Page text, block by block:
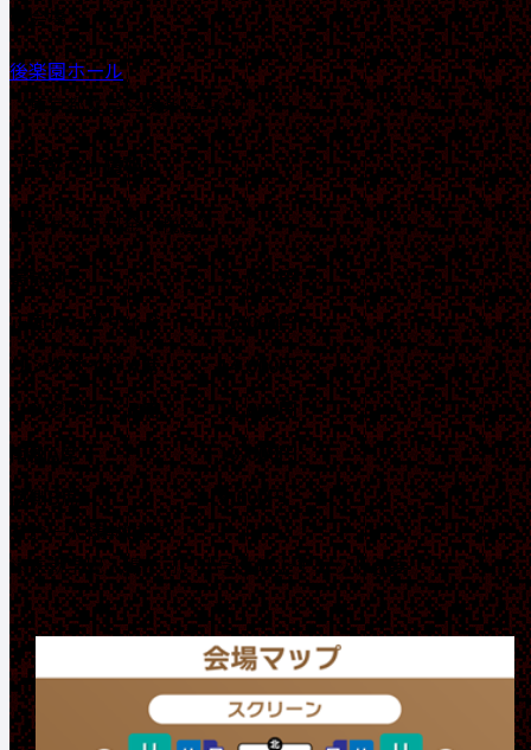
■会場
後楽園ホール
（東京都文京区後楽1-3-61）
【チケット情報】
■チケット料金（税込）
最前列
22,000円
正面リングサイド
16,000円
リングサイド A席
14,000円
リングサイド B席
11,000円
南側A席
10,000円
南側B席
8,000円
※お一人様4枚まで
※未就学児入場不可。小学生以上チケット必要